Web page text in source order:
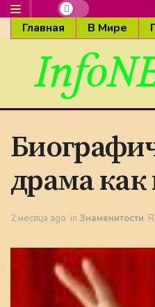
Главная В Мире
драма как
2 месяца ago in Знаменитости